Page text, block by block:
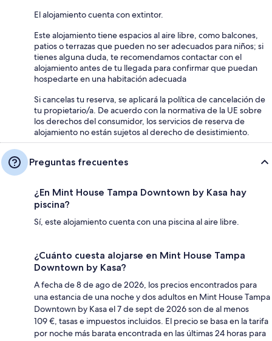
El alojamiento cuenta con extintor.
Este alojamiento tiene espacios al aire libre, como balcones,
patios o terrazas que pueden no ser adecuados para niños; si
tienes alguna duda, te recomendamos contactar con el
alojamiento antes de tu llegada para confirmar que puedan
hospedarte en una habitación adecuada
Si cancelas tu reserva, se aplicará la política de cancelación de
tu propietario/a. De acuerdo con la normativa de la UE sobre
los derechos del consumidor, los servicios de reserva de
alojamiento no están sujetos al derecho de desistimiento.
Preguntas frecuentes
¿En Mint House Tampa Downtown by Kasa hay
piscina?
Sí, este alojamiento cuenta con una piscina al aire libre.
¿Cuánto cuesta alojarse en Mint House Tampa
Downtown by Kasa?
A fecha de 8 de ago de 2026, los precios encontrados para
una estancia de una noche y dos adultos en Mint House Tampa
Downtown by Kasa el 7 de sept de 2026 son de al menos
109 €, tasas e impuestos incluidos. El precio se basa en la tarifa
por noche más barata encontrada en las últimas 24 horas para